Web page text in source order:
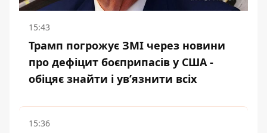
15:43
Трамп погрожує ЗМІ через новини
про дефіцит боєприпасів у США -
обіцяє знайти і ув’язнити всіх
15:36